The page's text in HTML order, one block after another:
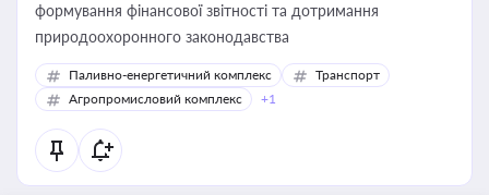
формування фінансової звітності та дотримання
природоохоронного законодавства
Паливно-енергетичний комплекс
Транспорт
Агропромисловий комплекс
+1